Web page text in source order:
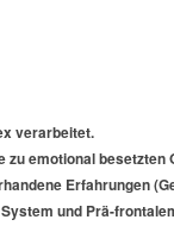
verarbeitet.
emotional besetzten
Erfahrungen
und Prä-